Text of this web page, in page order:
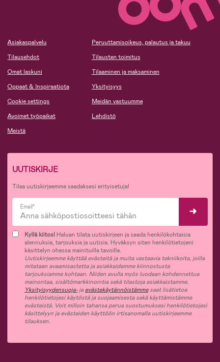
Asiakaspalvelu
Tilausehdot
Omat laskuni
Oppaat & Inspiraatiota
Cookie settings
Avoimet työpaikat
Meistä
Peruuttamisoikeus, palautus ja takuu
Tilausten toimitus
Tilaaminen ja maksaminen
Yksityisyys
Meidän vastuumme
Lehdistö
UUTISKIRJE
Tilaa uutiskirjeemme saadaksesi erityisetuja!
Email*
Kyllä kiitos! Haluan tilata uutiskirjeen ja saada henkilökohtaisia
alennuksia, tarjouksia ja uutisia. Hyväksyn siten henkilötietojeni
käsittelyn ohessa mainituilla tavoilla.
Uutiskirjeemme käyttää evästeitä ja muita vastaavia tekniikoita, joilla
mitataan avaamisastetta ja asiakkaidemme kiinnostusta
tarjouksiamme kohtaan. Niiden avulla myös luodaan kohdennettua
mainontaa, sisältömarkkinointia sekä tilastoja asiakkaistamme.
Yksityisyydensuoja-jaevästekäytännöistämmesaat lisätietoa
henkilötietojesi käytöstä ja suojaamisesta sekä käyttämistämme
evästeistä. Voit milloin tahansa perua suostumuksesi henkilötietojesi
käsittelyyn ja evästeiden käyttöön irtisanomalla uutiskirjeemme
tilauksen.